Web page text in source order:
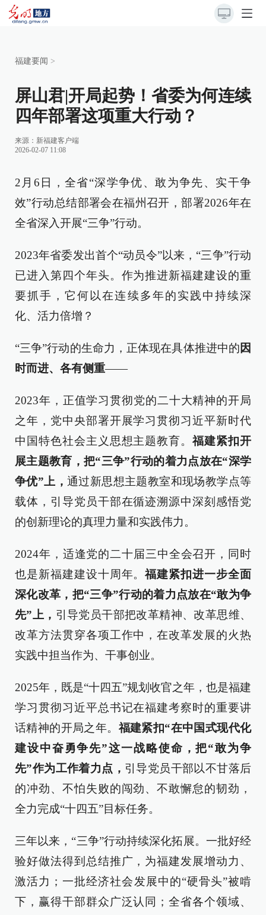
福建要闻 >
屏山君|开局起势！省委为何连续
四年部署这项重大行动？
来源： 新福建客户端
2026-02-07 11:08
2月6日，全省“深学争优、敢为争先、实干争
效”行动总结部署会在福州召开，部署2026年在
全省深入开展“三争”行动。
2023年省委发出首个“动员令”以来，“三争”行动
已进入第四个年头。作为推进新福建建设的重
要抓手，它何以在连续多年的实践中持续深
化、活力倍增？
“三争”行动的生命力，正体现在具体推进中的因
时而进、各有侧重——
2023年，正值学习贯彻党的二十大精神的开局
之年，党中央部署开展学习贯彻习近平新时代
中国特色社会主义思想主题教育。福建紧扣开
展主题教育， 把“三争”行动的着力点放在“深学
争优”上， 通过新思想主题教室和现场教学点等
载体，引导党员干部在循迹溯源中深刻感悟党
的创新理论的真理力量和实践伟力。
2024年，适逢党的二十届三中全会召开，同时
也是新福建建设十周年。福建紧扣进一步全面
深化改革， 把“三争”行动的着力点放在“敢为争
先”上， 引导党员干部把改革精神、改革思维、
改革方法贯穿各项工作中，在改革发展的火热
实践中担当作为、干事创业。
2025年，既是“十四五”规划收官之年，也是福建
学习贯彻习近平总书记在福建考察时的重要讲
话精神的开局之年。福建紧扣“在中国式现代化
建设中奋勇争先”这一战略使命，把“敢为争
先”作为工作着力点， 引导党员干部以不甘落后
的冲劲、不怕失败的闯劲、不敢懈怠的韧劲，
全力完成“十四五”目标任务。
三年以来，“三争”行动持续深化拓展。一批好经
验好做法得到总结推广，为福建发展增动力、
激活力；一批经济社会发展中的“硬骨头”被啃
下，赢得干部群众广泛认同；全省各个领域、